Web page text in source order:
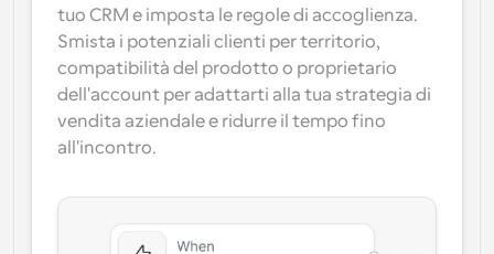
Link di Gruppo Dinamico
Prenota senza sforzo riunioni con più persone
Webhook
Ricevi una notifica quando succede qualcosa
tuo CRM e imposta le regole di accoglienza.
Smista i potenziali clienti per territorio,
compatibilità del prodotto o proprietario
dell'account per adattarti alla tua strategia di
vendita aziendale e ridurre il tempo fino
all'incontro.